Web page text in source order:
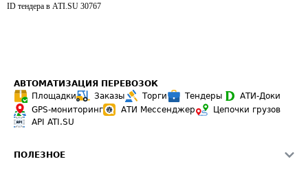
ID тендера в ATI.SU 30767
АВТОМАТИЗАЦИЯ ПЕРЕВОЗОК
Площадки
Заказы Торги Тендеры
АТИ-Доки
GPS-мониторинг
АТИ Мессенджер
Цепочки грузов
API ATI.SU
ПОЛЕЗНОЕ